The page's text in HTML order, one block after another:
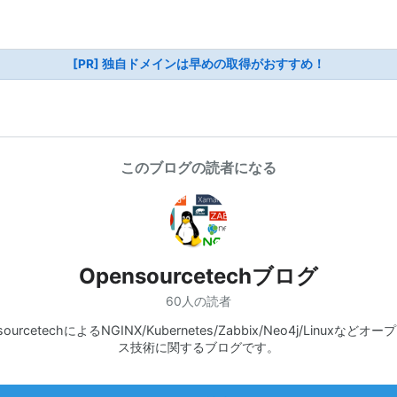
[PR] 独自ドメインは早めの取得がおすすめ！
このブログの読者になる
Opensourcetechブログ
60人の読者
によるNGINX/Kubernetes/Zabbix/Neo4j/Linuxなどオープ
ス技術に関するブログです。